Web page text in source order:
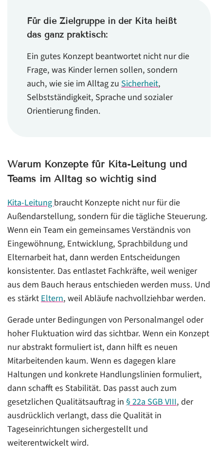
Für die Zielgruppe in der Kita heißt
das ganz praktisch:
Ein gutes Konzept beantwortet nicht nur die
Frage, was Kinder lernen sollen, sondern
auch, wie sie im Alltag zuSicherheit,
Selbstständigkeit, Sprache und sozialer
Orientierung finden.
Warum Konzepte für Kita-Leitung und
Teams im Alltag so wichtig sind
Kita-Leitungbraucht Konzepte nicht nur für die
Außendarstellung, sondern für die tägliche Steuerung.
Wenn ein Team ein gemeinsames Verständnis von
Eingewöhnung, Entwicklung, Sprachbildung und
Elternarbeit hat, dann werden Entscheidungen
konsistenter. Das entlastet Fachkräfte, weil weniger
aus dem Bauch heraus entschieden werden muss. Und
es stärktEltern, weil Abläufe nachvollziehbar werden.
Gerade unter Bedingungen von Personalmangel oder
hoher Fluktuation wird das sichtbar. Wenn ein Konzept
nur abstrakt formuliert ist, dann hilft es neuen
Mitarbeitenden kaum. Wenn es dagegen klare
Haltungen und konkrete Handlungslinien formuliert,
dann schafft es Stabilität. Das passt auch zum
gesetzlichen Qualitätsauftrag in§ 22a SGB VIII, der
ausdrücklich verlangt, dass die Qualität in
Tageseinrichtungen sichergestellt und
weiterentwickelt wird.